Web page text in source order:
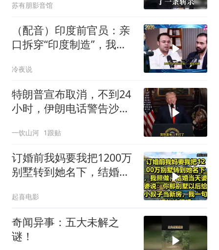
苏有朋影音馆
（配音）印度前官员：亲
口拆穿“印度制造”，我们
正的工业制造
冷夜说
特朗普宣布取消，不到24
小时，伊朗电话警告沙
一饮山河 1跟贴
订婚前我妈要我把1200万
别墅转到她名下，结婚当
叔子当新房
起喜电影
奇闻异事：五大未解之
谜！